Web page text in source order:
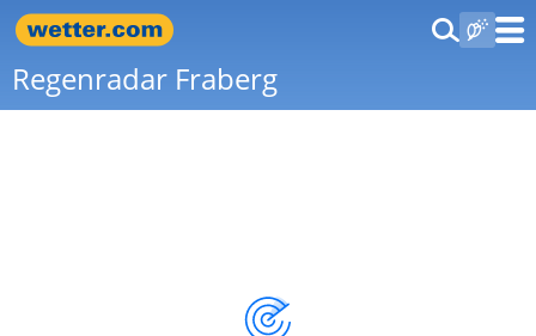
Regenradar Fraberg